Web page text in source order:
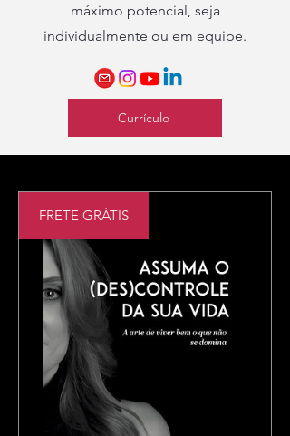
máximo potencial, seja
individualmente ou em equipe.
Currículo
FRETE GRÁTIS